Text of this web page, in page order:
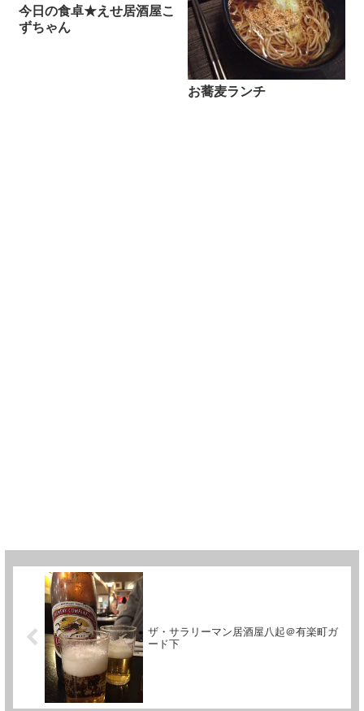
今日の食卓★えせ居酒屋こ
ずちゃん
お蕎麦ランチ
ザ・サラリーマン居酒屋八起＠有楽町ガ
ード下